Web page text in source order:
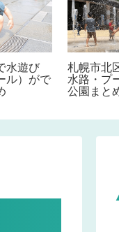
水遊び
ル）がで
札幌市北
水路・プ
公園まと